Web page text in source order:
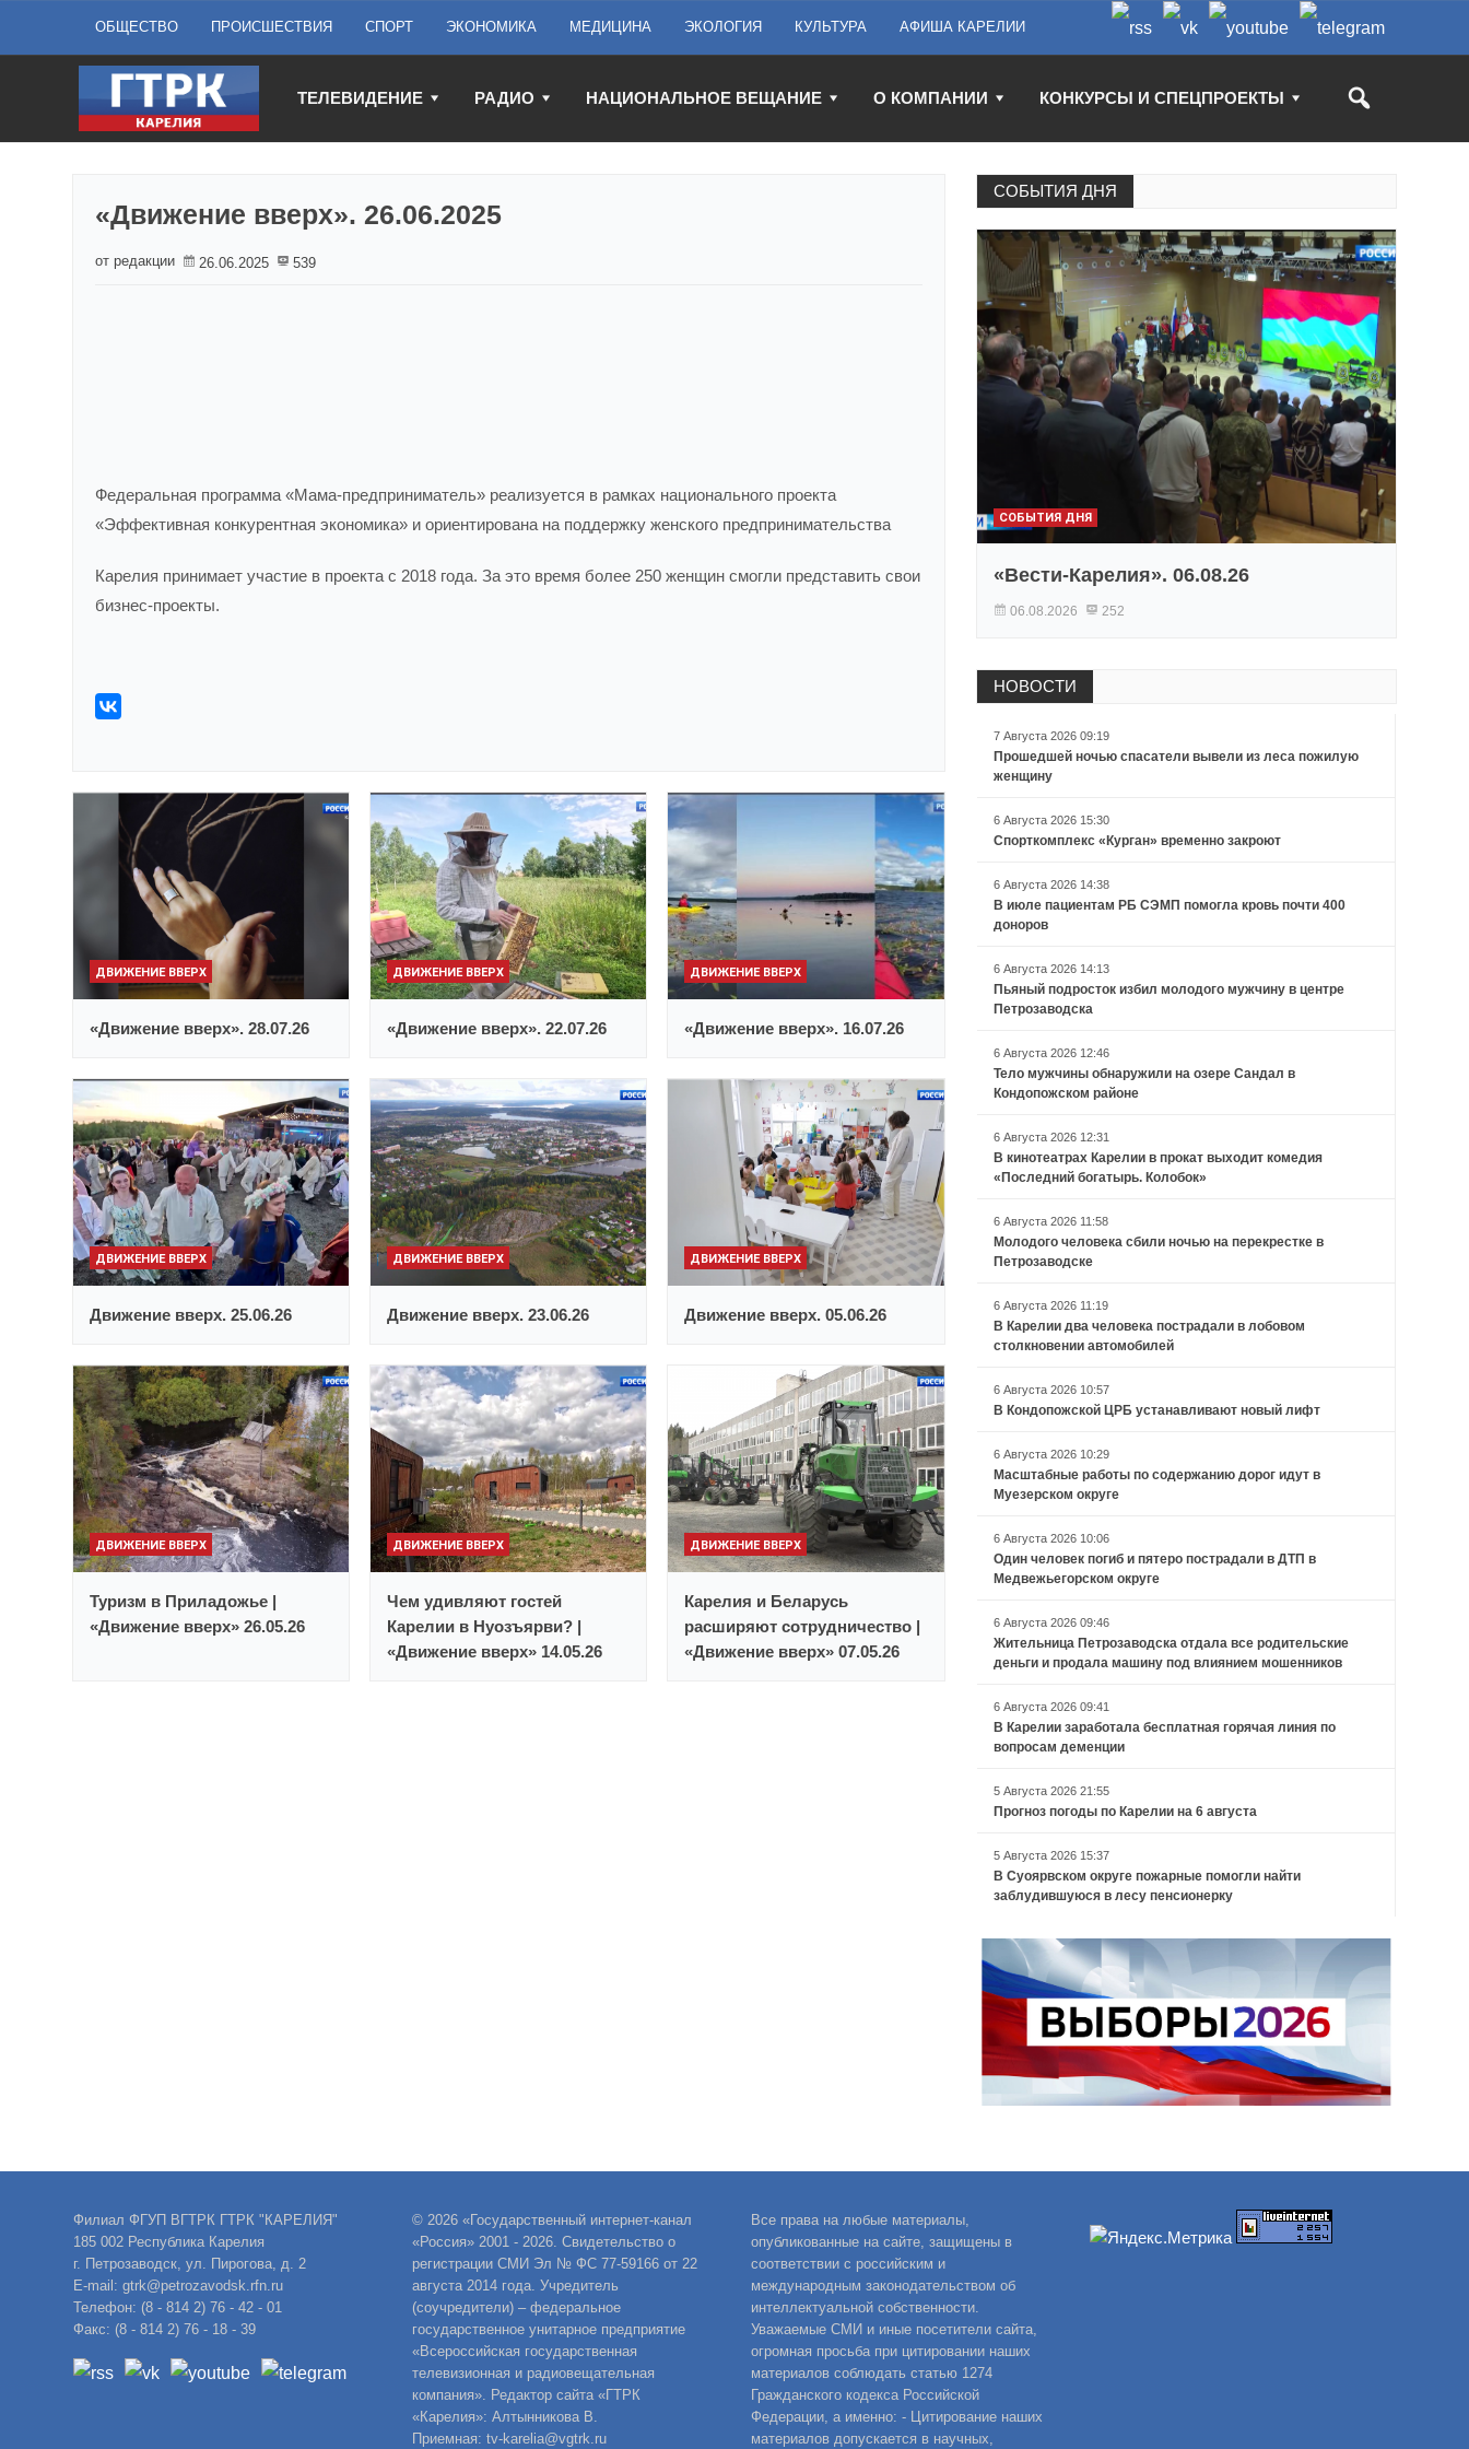
ОБЩЕСТВО ПРОИСШЕСТВИЯ СПОРТ ЭКОНОМИКА МЕДИЦИНА ЭКОЛОГИЯ КУЛЬТУРА АФИША КАРЕЛИИ
ТЕЛЕВИДЕНИЕ РАДИО НАЦИОНАЛЬНОЕ ВЕЩАНИЕ О КОМПАНИИ КОНКУРСЫ И СПЕЦПРОЕКТЫ
«Движение вверх». 26.06.2025
от редакции 26.06.2025 539
Федеральная программа «Мама-предприниматель» реализуется в рамках национального проекта
«Эффективная конкурентная экономика» и ориентирована на поддержку женского предпринимательства
Карелия принимает участие в проекта с 2018 года. За это время более 250 женщин смогли представить свои
бизнес-проекты.
ДВИЖЕНИЕ ВВЕРХ
«Движение вверх». 28.07.26
ДВИЖЕНИЕ ВВЕРХ
«Движение вверх». 22.07.26
ДВИЖЕНИЕ ВВЕРХ
«Движение вверх». 16.07.26
ДВИЖЕНИЕ ВВЕРХ
Движение вверх. 25.06.26
ДВИЖЕНИЕ ВВЕРХ
Движение вверх. 23.06.26
ДВИЖЕНИЕ ВВЕРХ
Движение вверх. 05.06.26
ДВИЖЕНИЕ ВВЕРХ
Туризм в Приладожье |
«Движение вверх» 26.05.26
ДВИЖЕНИЕ ВВЕРХ
Чем удивляют гостей
Карелии в Нуозъярви? |
«Движение вверх» 14.05.26
ДВИЖЕНИЕ ВВЕРХ
Карелия и Беларусь
расширяют сотрудничество |
«Движение вверх» 07.05.26
СОБЫТИЯ ДНЯ
СОБЫТИЯ ДНЯ
«Вести-Карелия». 06.08.26
06.08.2026 252
НОВОСТИ
7 Августа 2026 09:19
Прошедшей ночью спасатели вывели из леса пожилую
женщину
6 Августа 2026 15:30
Спорткомплекс «Курган» временно закроют
6 Августа 2026 14:38
В июле пациентам РБ СЭМП помогла кровь почти 400
доноров
6 Августа 2026 14:13
Пьяный подросток избил молодого мужчину в центре
Петрозаводска
6 Августа 2026 12:46
Тело мужчины обнаружили на озере Сандал в
Кондопожском районе
6 Августа 2026 12:31
В кинотеатрах Карелии в прокат выходит комедия
«Последний богатырь. Колобок»
6 Августа 2026 11:58
Молодого человека сбили ночью на перекрестке в
Петрозаводске
6 Августа 2026 11:19
В Карелии два человека пострадали в лобовом
столкновении автомобилей
6 Августа 2026 10:57
В Кондопожской ЦРБ устанавливают новый лифт
6 Августа 2026 10:29
Масштабные работы по содержанию дорог идут в
Муезерском округе
6 Августа 2026 10:06
Один человек погиб и пятеро пострадали в ДТП в
Медвежьегорском округе
6 Августа 2026 09:46
Жительница Петрозаводска отдала все родительские
деньги и продала машину под влиянием мошенников
6 Августа 2026 09:41
В Карелии заработала бесплатная горячая линия по
вопросам деменции
5 Августа 2026 21:55
Прогноз погоды по Карелии на 6 августа
5 Августа 2026 15:37
В Суоярвском округе пожарные помогли найти
заблудившуюся в лесу пенсионерку
Филиал ФГУП ВГТРК ГТРК "КАРЕЛИЯ"
185 002 Республика Карелия
г. Петрозаводск, ул. Пирогова, д. 2
E-mail: gtrk@petrozavodsk.rfn.ru
Телефон: (8 - 814 2) 76 - 42 - 01
Факс: (8 - 814 2) 76 - 18 - 39
© 2026 «Государственный интернет-канал
«Россия» 2001 - 2026. Свидетельство о
регистрации СМИ Эл № ФС 77-59166 от 22
августа 2014 года. Учредитель
(соучредители) – федеральное
государственное унитарное предприятие
«Всероссийская государственная
телевизионная и радиовещательная
компания». Редактор сайта «ГТРК
«Карелия»: Алтынникова В.
Приемная: tv-karelia@vgtrk.ru
Все права на любые материалы,
опубликованные на сайте, защищены в
соответствии с российским и
международным законодательством об
интеллектуальной собственности.
Уважаемые СМИ и иные посетители сайта,
огромная просьба при цитировании наших
материалов соблюдать статью 1274
Гражданского кодекса Российской
Федерации, а именно: - Цитирование наших
материалов допускается в научных,